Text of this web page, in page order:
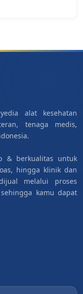
alat kesehatan
tenaga medis,
& berkualitas untuk
hingga klinik dan
melalui proses
kamu dapat